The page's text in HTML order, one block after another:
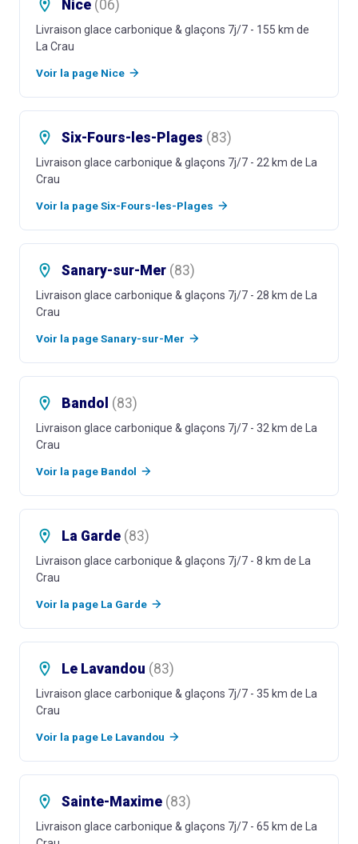
Nice (06)
Livraison glace carbonique & glaçons 7j/7 - 155 km de
La Crau
Voir la page Nice
Six-Fours-les-Plages (83)
Livraison glace carbonique & glaçons 7j/7 - 22 km de La
Crau
Voir la pageSix-Fours-les-Plages
Sanary-sur-Mer (83)
Livraison glace carbonique & glaçons 7j/7 - 28 km de La
Crau
Voir la pageSanary-sur-Mer
Bandol (83)
Livraison glace carbonique & glaçons 7j/7 - 32 km de La
Crau
Voir la page Bandol
La Garde (83)
Livraison glace carbonique & glaçons 7j/7 - 8 km de La
Crau
Voir la page La Garde
Le Lavandou (83)
Livraison glace carbonique & glaçons 7j/7 - 35 km de La
Crau
Voir la page Le Lavandou
Sainte-Maxime (83)
Livraison glace carbonique & glaçons 7j/7 - 65 km de La